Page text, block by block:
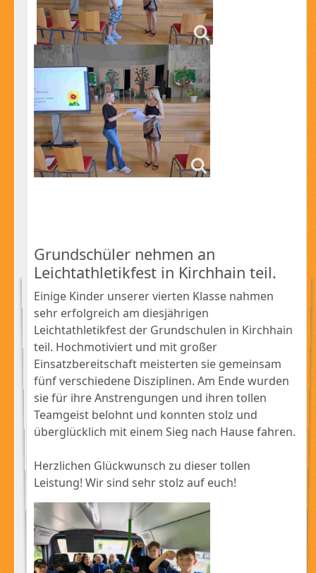
Grundschüler nehmen an
Leichtathletikfest in Kirchhain teil.
Einige Kinder unserer vierten Klasse nahmen
sehr erfolgreich am diesjährigen
Leichtathletikfest der Grundschulen in Kirchhain
teil. Hochmotiviert und mit großer
Einsatzbereitschaft meisterten sie gemeinsam
fünf verschiedene Disziplinen. Am Ende wurden
sie für ihre Anstrengungen und ihren tollen
Teamgeist belohnt und konnten stolz und
überglücklich mit einem Sieg nach Hause fahren.
Herzlichen Glückwunsch zu dieser tollen
Leistung! Wir sind sehr stolz auf euch!